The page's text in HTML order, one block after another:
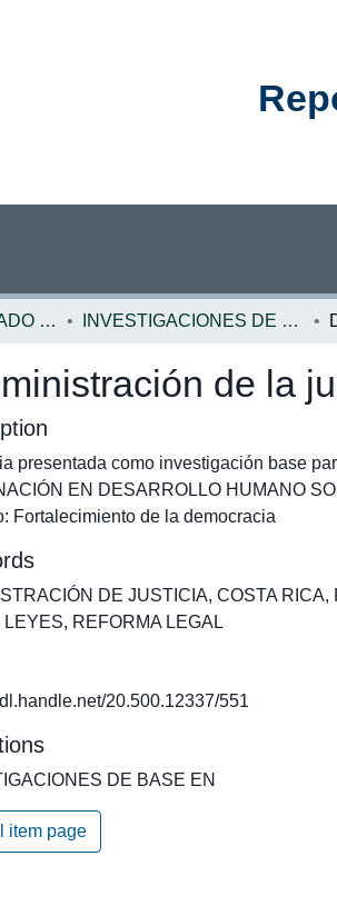
INFORME DEL ESTADO DE LA NACION INVESTIGACIONES DE BASE EN
de la
presentada como investigación base
EN DESARROLLO HUMANO
Fortalecimiento de la democracia
DE JUSTICIA, COSTA RICA,
LEYES, REFORMA LEGAL
20.500.12337/551
DE BASE EN
item page